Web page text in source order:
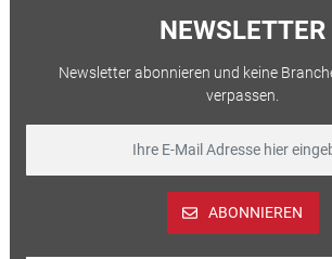
NEWSLETTER
Newsletter abonnieren und keine
verpassen.
ABONNIEREN